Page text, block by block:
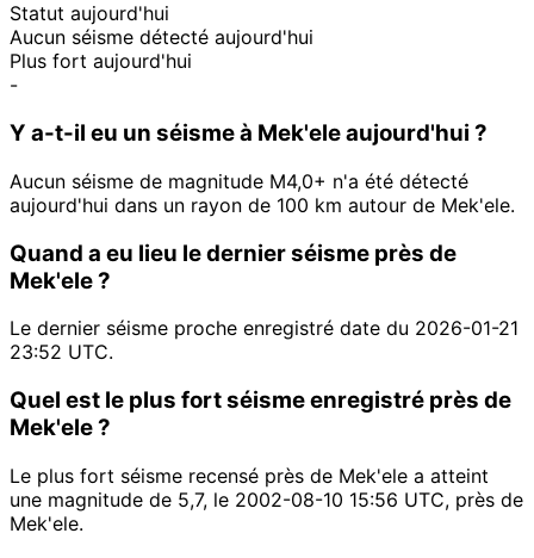
Statut aujourd'hui
Aucun séisme détecté aujourd'hui
Plus fort aujourd'hui
-
Y a-t-il eu un séisme à Mek'ele aujourd'hui ?
Aucun séisme de magnitude M4,0+ n'a été détecté
aujourd'hui dans un rayon de 100 km autour de Mek'ele.
Quand a eu lieu le dernier séisme près de
Mek'ele ?
Le dernier séisme proche enregistré date du 2026-01-21
23:52 UTC.
Quel est le plus fort séisme enregistré près de
Mek'ele ?
Le plus fort séisme recensé près de Mek'ele a atteint
une magnitude de 5,7, le 2002-08-10 15:56 UTC, près de
Mek'ele.